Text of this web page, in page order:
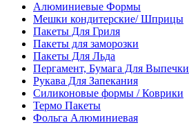
Алюминиевые Формы
Мешки кондитерские/ Шприцы
Пакеты Для Гриля
Пакеты для заморозки
Пакеты Для Льда
Пергамент, Бумага Для Выпечки
Рукава Для Запекания
Силиконовые формы / Коврики
Термо Пакеты
Фольга Алюминиевая